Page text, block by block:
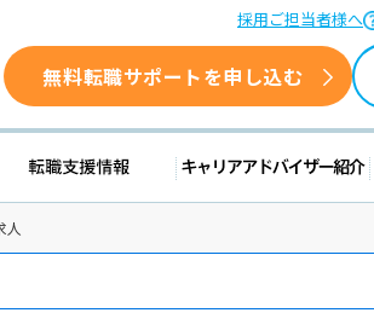
採用ご担当者様へ
651 無料転職サポートを申し込む
成功事例 転職支援情報
人